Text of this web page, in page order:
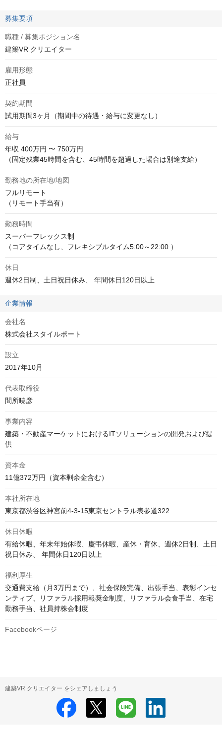
募集要項
職種 / 募集ポジション名
建築VR クリエイター
雇用形態
正社員
契約期間
試用期間3ヶ月（期間中の待遇・給与に変更なし）
給与
年収 400万円 〜 750万円
（固定残業45時間を含む、45時間を超過した場合は別途支給）
勤務地の所在地/地図
フルリモート
（リモート手当有）
勤務時間
スーパーフレックス制
（コアタイムなし、フレキシブルタイム5:00～22:00 ）
休日
週休2日制、土日祝日休み、 年間休日120日以上
企業情報
会社名
株式会社スタイルポート
設立
2017年10月
代表取締役
間所暁彦
事業内容
建築・不動産マーケットにおけるITソリューションの開発および提
供
資本金
11億372万円（資本剰余金含む）
本社所在地
東京都渋谷区神宮前4-3-15東京セントラル表参道322
休日休暇
有給休暇、年末年始休暇、慶弔休暇、産休・育休、週休2日制、土日
祝日休み、 年間休日120日以上
福利厚生
交通費支給（月3万円まで）、社会保険完備、出張手当、表彰インセ
ンティブ、リファラル採用報奨金制度、リファラル会食手当、在宅
勤務手当、社員持株会制度
Facebookページ
建築VR クリエイター をシェアしましょう